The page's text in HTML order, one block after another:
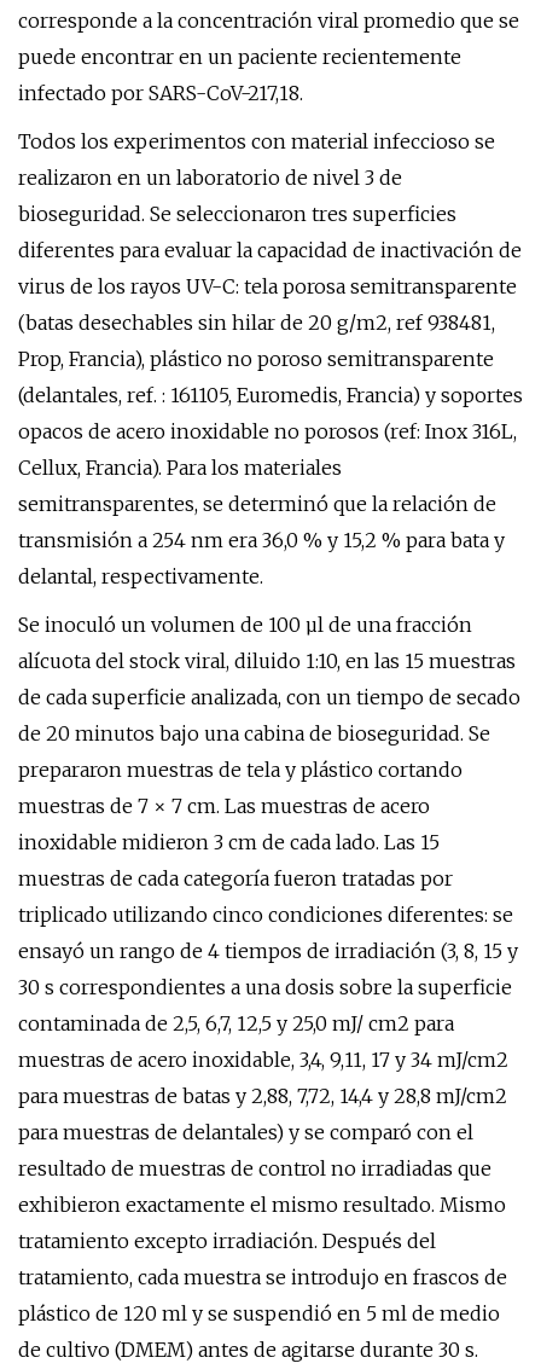
corresponde a la concentración viral promedio que se
puede encontrar en un paciente recientemente
infectado por SARS-CoV-217,18.
Todos los experimentos con material infeccioso se
realizaron en un laboratorio de nivel 3 de
bioseguridad. Se seleccionaron tres superficies
diferentes para evaluar la capacidad de inactivación de
virus de los rayos UV-C: tela porosa semitransparente
(batas desechables sin hilar de 20 g/m2, ref 938481,
Prop, Francia), plástico no poroso semitransparente
(delantales, ref. : 161105, Euromedis, Francia) y soportes
opacos de acero inoxidable no porosos (ref: Inox 316L,
Cellux, Francia). Para los materiales
semitransparentes, se determinó que la relación de
transmisión a 254 nm era 36,0 % y 15,2 % para bata y
delantal, respectivamente.
Se inoculó un volumen de 100 µl de una fracción
alícuota del stock viral, diluido 1:10, en las 15 muestras
de cada superficie analizada, con un tiempo de secado
de 20 minutos bajo una cabina de bioseguridad. Se
prepararon muestras de tela y plástico cortando
muestras de 7 × 7 cm. Las muestras de acero
inoxidable midieron 3 cm de cada lado. Las 15
muestras de cada categoría fueron tratadas por
triplicado utilizando cinco condiciones diferentes: se
ensayó un rango de 4 tiempos de irradiación (3, 8, 15 y
30 s correspondientes a una dosis sobre la superficie
contaminada de 2,5, 6,7, 12,5 y 25,0 mJ/ cm2 para
muestras de acero inoxidable, 3,4, 9,11, 17 y 34 mJ/cm2
para muestras de batas y 2,88, 7,72, 14,4 y 28,8 mJ/cm2
para muestras de delantales) y se comparó con el
resultado de muestras de control no irradiadas que
exhibieron exactamente el mismo resultado. Mismo
tratamiento excepto irradiación. Después del
tratamiento, cada muestra se introdujo en frascos de
plástico de 120 ml y se suspendió en 5 ml de medio
de cultivo (DMEM) antes de agitarse durante 30 s.